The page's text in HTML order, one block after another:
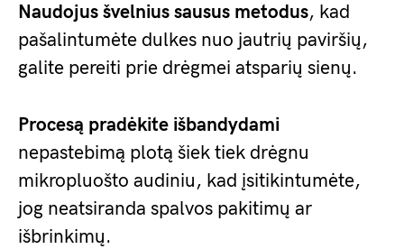
Naudojus švelnius sausus metodus, kad
pašalintumėte dulkes nuo jautrių paviršių,
galite pereiti prie drėgmei atsparių sienų.
Procesą pradėkite išbandydami
nepastebimą plotą šiek tiek drėgnu
mikropluošto audiniu, kad įsitikintumėte,
jog neatsiranda spalvos pakitimų ar
išbrinkimų.